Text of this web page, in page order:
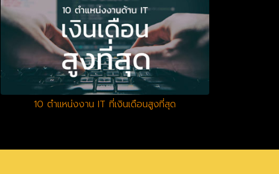
10 ตำแหน่งงาน IT ที่เงินเดือนสูงที่สุด